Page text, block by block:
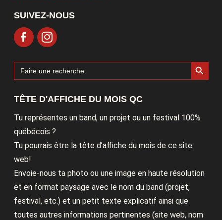
SUIVEZ-NOUS
Search
for:
Search Button
TÊTE D'AFFICHE DU MOIS QC
Tu représentes un band, un projet ou un festival 100%
québécois ?
Tu pourrais être la tête d’affiche du mois de ce site
web!
Envoie-nous ta photo ou une image en haute résolution
et en format paysage avec le nom du band (projet,
festival, etc.) et un petit texte explicatif ainsi que
toutes autres informations pertinentes (site web, nom